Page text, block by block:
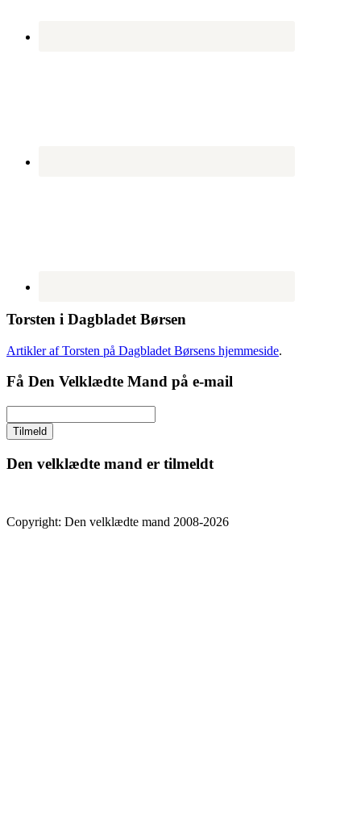
Torsten i Dagbladet Børsen
Artikler af Torsten på Dagbladet Børsens hjemmeside.
Få Den Velklædte Mand på e-mail
Den velklædte mand er tilmeldt
Copyright: Den velklædte mand 2008-2026